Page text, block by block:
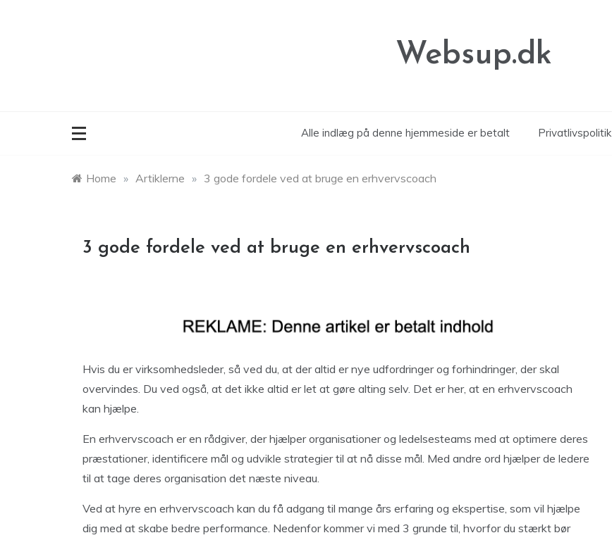
Websup.dk
Alle indlæg på denne hjemmeside er betalt Privatlivspolitik
Home » Artiklerne » 3 gode fordele ved at bruge en erhvervscoach
3 gode fordele ved at bruge en erhvervscoach
Hvis du er virksomhedsleder, så ved du, at der altid er nye udfordringer og forhindringer, der skal
overvindes. Du ved også, at det ikke altid er let at gøre alting selv. Det er her, at en erhvervscoach
kan hjælpe.
En erhvervscoach er en rådgiver, der hjælper organisationer og ledelsesteams med at optimere deres
præstationer, identificere mål og udvikle strategier til at nå disse mål. Med andre ord hjælper de ledere
til at tage deres organisation det næste niveau.
Ved at hyre en erhvervscoach kan du få adgang til mange års erfaring og ekspertise, som vil hjælpe
dig med at skabe bedre performance. Nedenfor kommer vi med 3 grunde til, hvorfor du stærkt bør